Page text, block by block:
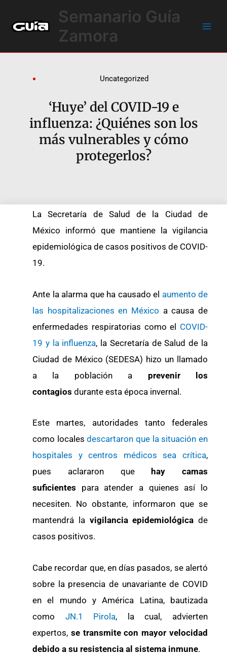
contenido
Semanario Guía
Zamora
Uncategorized
‘Huye’ del COVID-19 e
influenza: ¿Quiénes son los
más vulnerables y cómo
protegerlos?
La Secretaría de Salud de la Ciudad de
México informó que mantiene la vigilancia
epidemiológica de casos positivos de COVID-
19.
Ante la alarma que ha causado el aumento de
las hospitalizaciones en México a causa de
enfermedades respiratorias como el COVID-
19 y la influenza, la Secretaría de Salud de la
Ciudad de México (SEDESA) hizo un llamado
a la población a prevenir los
contagios durante esta época invernal.
Este martes, autoridades tanto federales
como localesdescartaron que la situación en
hospitales y centros médicos sea crítica,
pues aclararon que
hay camas
suficientes para atender a quienes así lo
necesiten. No obstante, informaron que se
mantendrá lavigilancia epidemiológica de
casos positivos.
Cabe recordar que, en días pasados, se alertó
sobre la presencia de unavariante de COVID
en el mundo y América Latina, bautizada
como JN.1 Pirola, la cual, advierten
expertos, se transmite con mayor velocidad
debido a su resistencia al sistema inmune.